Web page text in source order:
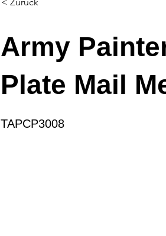
Army
Plate Mail
TAPCP3008